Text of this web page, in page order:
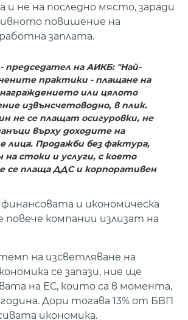
и не на последно място, заради
повишение на
заплата.
председател на АИКБ: "Най-
практики - плащане на
или цялото
извънсчетоводно, в плик.
не се плащат осигуровки, не
върху доходите на
лица. Продажби без фактура,
на стоки и услуги, с което
се плаща ДДС и корпоративен
финансовата и икономическа
компании излизат на
на изсветляване на
се запази, ние ще
на ЕС, които са в момента,
година. Дори тогава 13% от БВП
икономика.